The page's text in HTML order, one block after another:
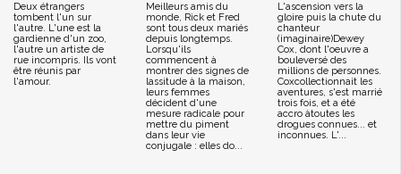
Deux étrangers
tombent l'un sur
l'autre. L'une est la
gardienne d'un zoo,
l'autre un artiste de
rue incompris. Ils vont
être réunis par
l'amour.
Meilleurs amis du
monde, Rick et Fred
sont tous deux mariés
depuis longtemps.
Lorsqu'ils
commencent à
montrer des signes de
lassitude à la maison,
leurs femmes
décident d'une
mesure radicale pour
mettre du piment
dans leur vie
conjugale : elles do...
L'ascension vers la
gloire puis la chute du
chanteur
(imaginaire)Dewey
Cox, dont l'oeuvre a
bouleversé des
millions de personnes.
Coxcollectionnait les
aventures, s'est marrié
trois fois, et a été
accro àtoutes les
drogues connues... et
inconnues. L'...